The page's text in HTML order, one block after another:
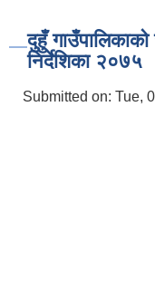
दुहुँ
निर्देशिका २०७५
Submitted on: Tue,